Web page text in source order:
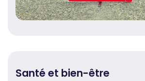
Santé et bien-être